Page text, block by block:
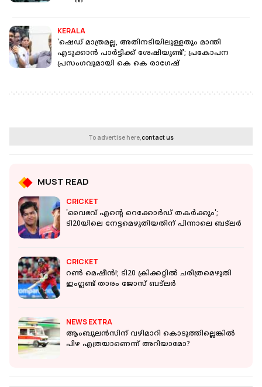
KERALA
'ഷെഡ് മാത്രമല്ല, അതിനടിയിലുള്ളതും മാന്തി
എടുക്കാൻ പാർട്ടിക്ക് ശേഷിയുണ്ട്'; പ്രകോപന
പ്രസംഗവുമായി കെ കെ രാഗേഷ്
To advertise here,contact us
MUST READ
CRICKET
'വൈഭവ് എന്റെ റെക്കോർഡ് തകർക്കും';
ടി20യിലെ നേട്ടമെഴുതിയതിന് പിന്നാലെ ബട്‌ലർ
CRICKET
റൺ മെഷീൻ!; ടി20 ക്രിക്കറ്റില്‍ ചരിത്രമെഴുതി
ഇംഗ്ലണ്ട് താരം ജോസ് ബട്‌ലര്‍
NEWS EXTRA
ആംബുലന്‍സിന് വഴിമാറി കൊടുത്തില്ലെങ്കില്‍
പിഴ എത്രയാണെന്ന് അറിയാമോ?